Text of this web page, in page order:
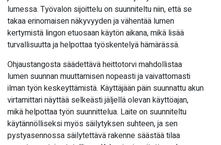
lumessa. Työvalon sijoittelu on suunniteltu niin, että se
takaa erinomaisen näkyvyyden ja vähentää lumen
kertymistä lingon etuosaan käytön aikana, mikä lisää
turvallisuutta ja helpottaa työskentelyä hämärässä.
Ohjaustangosta säädettävä heittotorvi mahdollistaa
lumen suunnan muuttamisen nopeasti ja vaivattomasti
ilman työn keskeyttämistä. Käyttäjään päin suunnattu akun
virtamittari näyttää selkeästi jäljellä olevan käyttöajan,
mikä helpottaa työn suunnittelua. Laite on suunniteltu
käytännölliseksi myös säilytyksen suhteen, ja sen
pystyasennossa säilytettävä rakenne säästää tilaa